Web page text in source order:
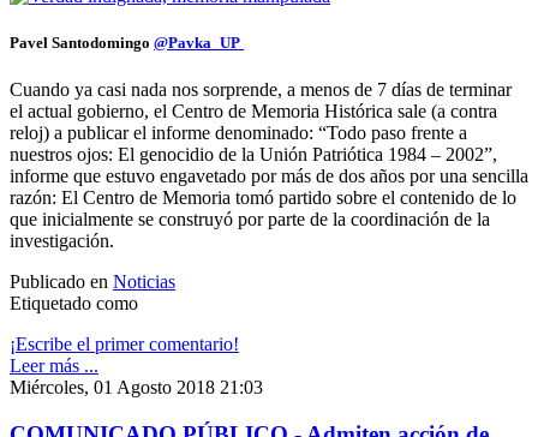
Pavel Santodomingo @Pavka_UP
Cuando ya casi nada nos sorprende, a menos de 7 días de terminar
el actual gobierno, el Centro de Memoria Histórica sale (a contra
reloj) a publicar el informe denominado: “Todo paso frente a
nuestros ojos: El genocidio de la Unión Patriótica 1984 – 2002”,
informe que estuvo engavetado por más de dos años por una sencilla
razón: El Centro de Memoria tomó partido sobre el contenido de lo
que inicialmente se construyó por parte de la coordinación de la
investigación.
Publicado en Noticias
Etiquetado como
¡Escribe el primer comentario!
Leer más ...
Miércoles, 01 Agosto 2018 21:03